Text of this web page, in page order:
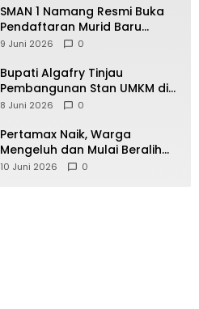
SMAN 1 Namang Resmi Buka
Pendaftaran Murid Baru
2026/2027
9 Juni 2026 0
‎Bupati Algafry Tinjau
Pembangunan Stan UMKM di
Pelangi Sawah Namang,
Lokal Kian Tertata
8 Juni 2026 0
‎Pertamax Naik, Warga
Mengeluh dan Mulai Beralih
ke Pertalite Meski Harus Antre
10 Juni 2026 0